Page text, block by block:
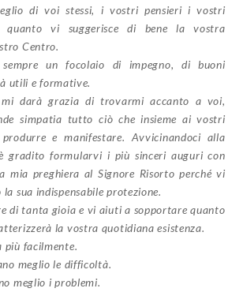
di voi stessi, i vostri pensieri i vostri
vi suggerisce di bene la vostra
Centro.
sempre un focolaio di impegno, di buoni
utili e formative.
mi darà grazia di trovarmi accanto a voi,
simpatia tutto ciò che insieme ai vostri
e manifestare. Avvicinandoci alla
gradito formularvi i più sinceri auguri con
mia preghiera al Signore Risorto perché vi
sua indispensabile protezione.
di tanta gioia e vi aiuti a sopportare quanto
la vostra quotidiana esistenza.
più facilmente.
meglio le difficoltà.
meglio i problemi.